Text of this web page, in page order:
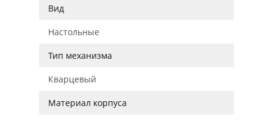
Вид
Настольные
Тип механизма
Кварцевый
Материал корпуса